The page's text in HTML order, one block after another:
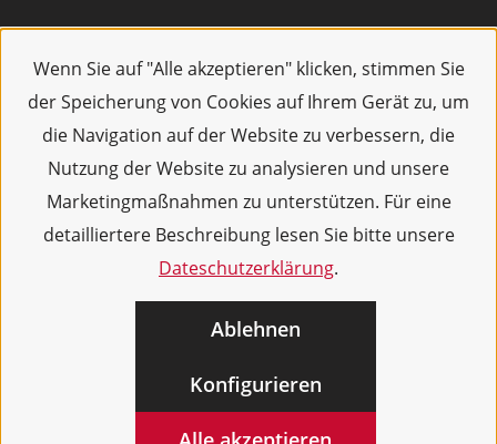
Wenn Sie auf "Alle akzeptieren" klicken, stimmen Sie
der Speicherung von Cookies auf Ihrem Gerät zu, um
die Navigation auf der Website zu verbessern, die
Nutzung der Website zu analysieren und unsere
Marketingmaßnahmen zu unterstützen. Für eine
detailliertere Beschreibung lesen Sie bitte unsere
Dateschutzerklärung.
Ablehnen
Konfigurieren